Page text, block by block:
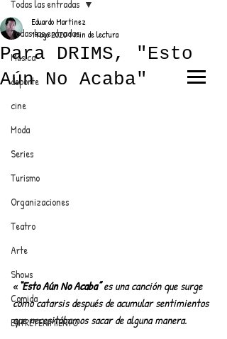
ANUNCIATE CON NOSOTROS
PARA MÁS INFORMACIÓN:
dinamicaseltrendytop@gmail.com
EL TRENDY TOP
CON EDDY MARTINEZ
Todas las entradas
Música
deporte
cine
Moda
Series
Turismo
Organizaciones
Teatro
Arte
Shows
Comida
ENTRETENIMIENTO
Todas las entradas
Para DRIMS, "Esto
Aún No Acaba"
Eduardo Martínez
19 ago 20201 min de lectura
«“Esto Aún No Acaba” es una canción que surge
como catarsis después de acumular sentimientos
que necesitábamos sacar de alguna manera.